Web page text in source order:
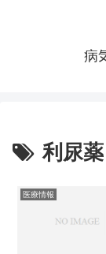
病
利尿薬
医療情報